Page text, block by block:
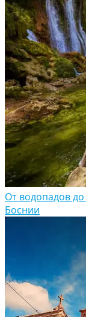
От водопадов
Боснии